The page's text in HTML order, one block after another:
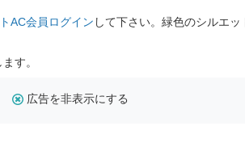
AC会員ログイン して下さい。緑色のシルエ
す。
広告を非表示にする